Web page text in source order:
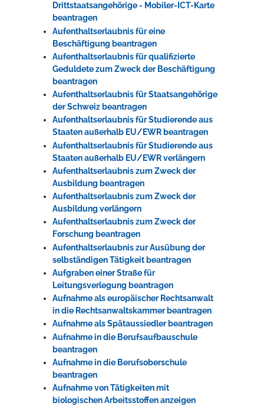
Drittstaatsangehörige - Mobiler-ICT-Karte
beantragen
Aufenthaltserlaubnis für eine
Beschäftigung beantragen
Aufenthaltserlaubnis für qualifizierte
Geduldete zum Zweck der Beschäftigung
beantragen
Aufenthaltserlaubnis für Staatsangehörige
der Schweiz beantragen
Aufenthaltserlaubnis für Studierende aus
Staaten außerhalb EU/EWR beantragen
Aufenthaltserlaubnis für Studierende aus
Staaten außerhalb EU/EWR verlängern
Aufenthaltserlaubnis zum Zweck der
Ausbildung beantragen
Aufenthaltserlaubnis zum Zweck der
Ausbildung verlängern
Aufenthaltserlaubnis zum Zweck der
Forschung beantragen
Aufenthaltserlaubnis zur Ausübung der
selbständigen Tätigkeit beantragen
Aufgraben einer Straße für
Leitungsverlegung beantragen
Aufnahme als europäischer Rechtsanwalt
in die Rechtsanwaltskammer beantragen
Aufnahme als Spätaussiedler beantragen
Aufnahme in die Berufsaufbauschule
beantragen
Aufnahme in die Berufsoberschule
beantragen
Aufnahme von Tätigkeiten mit
biologischen Arbeitsstoffen anzeigen